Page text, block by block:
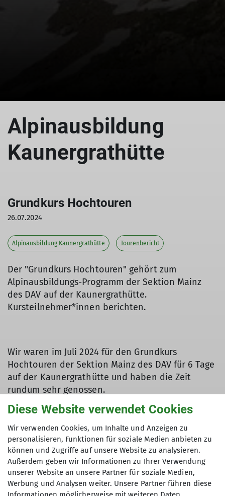
Alpinausbildung
Kaunergrathütte
Grundkurs Hochtouren
26.07.2024
Alpinausbildung Kaunergrathütte Tourenbericht
Der "Grundkurs Hochtouren" gehört zum
Alpinausbildungs-Programm der Sektion Mainz
des DAV auf der Kaunergrathütte.
Kursteilnehmer*innen berichten.
Wir waren im Juli 2024 für den Grundkurs
Hochtouren der Sektion Mainz des DAV für 6 Tage
auf der Kaunergrathütte und haben die Zeit
rundum sehr genossen.
Besonders dazu beigetragen haben hierzu die
gastfreundlichen und herzlichen Hüttenwirtsleute
Martina und Elmar und ihr gesamtes Team sowie
unser erfahrener Bergführer Fips.
Im Kurs haben wir einen breiten Einblick in
Sicherungstechniken, Felsklettern und das
Diese Website verwendet Cookies
Wir verwenden Cookies, um Inhalte und Anzeigen zu
personalisieren, Funktionen für soziale Medien anbieten zu
können und Zugriffe auf unsere Website zu analysieren.
Außerdem geben wir Informationen zu Ihrer Verwendung
unserer Website an unsere Partner für soziale Medien,
Werbung und Analysen weiter. Unsere Partner führen diese